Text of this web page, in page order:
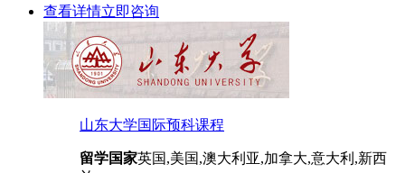
查看详情立即咨询
山东大学国际预科课程
留学国家英国,美国,澳大利亚,加拿大,意大利,新西